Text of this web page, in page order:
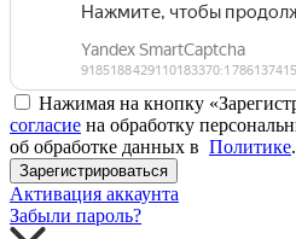
Нажимая на кнопку
согласие на обработку
об обработке данных в Политике.
Зарегистрироваться
Активация аккаунта
Забыли пароль?